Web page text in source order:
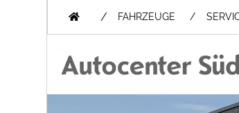
/ FAHRZEUGE